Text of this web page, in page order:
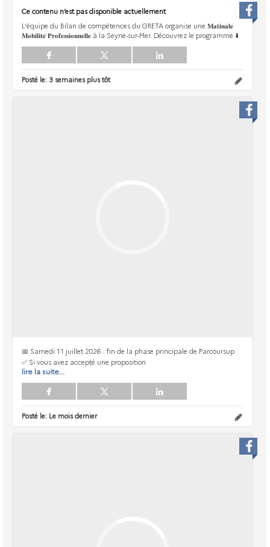
Ce contenu n’est pas disponible actuellement
L'équipe du Bilan de compétences du GRETA organise une 𝐌𝐚𝐭𝐢𝐧𝐚𝐥𝐞
𝐌𝐨𝐛𝐢𝐥𝐢𝐭𝐞́ 𝐏𝐫𝐨𝐟𝐞𝐬𝐬𝐢𝐨𝐧𝐧𝐞𝐥𝐥𝐞 à la Seyne-sur-Mer. Découvrez le programme ⬇️
Posté le: 3 semaines plus tôt
📅 Samedi 11 juillet 2026 : fin de la phase principale de Parcoursup
✅ Si vous avez accepté une proposition
lire la suite...
Posté le: Le mois dernier